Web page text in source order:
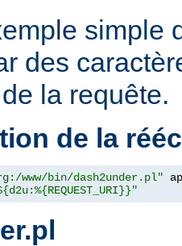
simple
des
la requête.
de la
www/bin/dash2under.pl"